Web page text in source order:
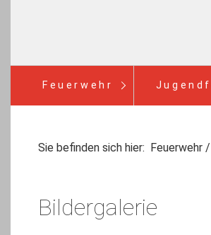
Feuerwehr
Sie befinden sich hier: Feuerwehr /
Bildergalerie